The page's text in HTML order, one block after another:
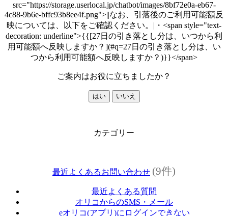
src="https://storage.userlocal.jp/chatbot/images/8bf72e0a-eb67-
4c88-9b6e-bffc93b8ee4f.png">||なお、引落後のご利用可能額反
映については、以下をご確認ください。|・<span style="text-
decoration: underline">{{[27日の引き落とし分は、いつから利
用可能額へ反映しますか？](#q=27日の引き落とし分は、い
つから利用可能額へ反映しますか？)}}</span>
ご案内はお役に立ちましたか？
はい いいえ
カテゴリー
最近よくあるお問い合わせ (9件)
最近よくある質問
オリコからのSMS・メール
eオリコ(アプリ)にログインできない